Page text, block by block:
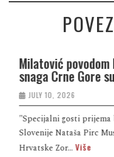
Milatović povodom
snaga Crne Gore
JULY 10, 2026
"Specijalni gosti prijema
Slovenije Nataša Pirc
Hrvatske Zor...Više